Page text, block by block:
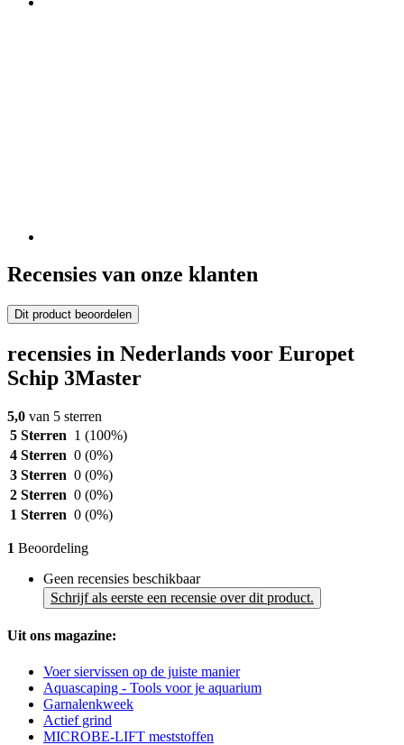
Recensies van onze klanten
Dit product beoordelen
recensies in Nederlands voor Europet
Schip 3Master
5,0 van 5 sterren
5 Sterren 1 (100%)
4 Sterren 0 (0%)
3 Sterren 0 (0%)
2 Sterren 0 (0%)
1 Sterren 0 (0%)
1 Beoordeling
Geen recensies beschikbaar
Schrijf als eerste een recensie over dit product.
Uit ons magazine:
Voer siervissen op de juiste manier
Aquascaping - Tools voor je aquarium
Garnalenkweek
Actief grind
MICROBE-LIFT meststoffen